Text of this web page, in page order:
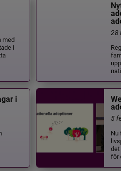
med
i
28
i
5
Nu
det
för